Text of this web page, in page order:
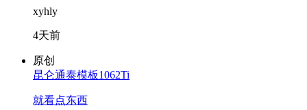
xyhly
4天前
原创
昆仑通泰模板1062Ti
就看点东西